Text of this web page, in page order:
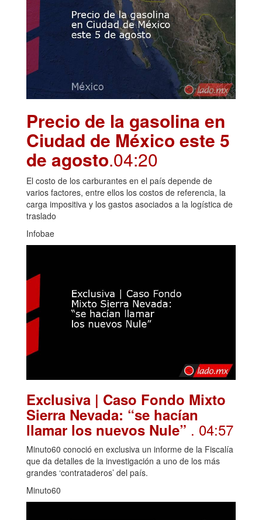
Precio de la gasolina en
Ciudad de México este 5
de agosto.04:20
El costo de los carburantes en el país depende de
varios factores, entre ellos los costos de referencia, la
carga impositiva y los gastos asociados a la logística de
traslado
Infobae
Exclusiva | Caso Fondo Mixto
Sierra Nevada: “se hacían
llamar los nuevos Nule” . 04:57
Minuto60 conoció en exclusiva un informe de la Fiscalía
que da detalles de la investigación a uno de los más
grandes ‘contrataderos’ del país.
Minuto60